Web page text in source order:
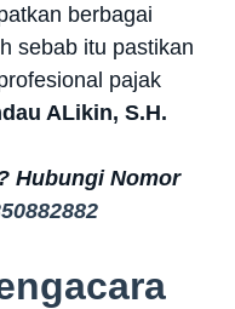
berbagai
sebab itu pastikan
pajak
ALikin, S.H.
Hubungi Nomor